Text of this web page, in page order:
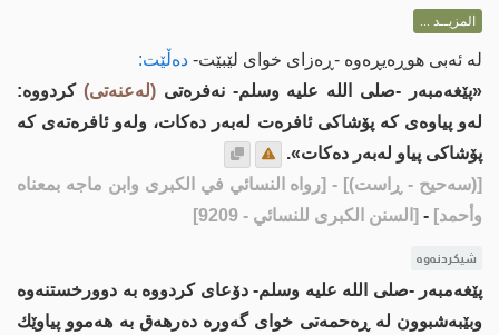
المزيــد ...
لە ئەبی هوڕەیڕەوە -ڕەزای خوای لێبێت- دەڵێت:
«پێغەمبەر -صلى اللە علیە وسلم- نەفرەتی(لەعنەتی) کردووە:
لەو پیاوەى کە پۆشاکی ئافرەت لەبەر دەکات، ولەو ئافرەتەى کە
پۆشاکی پیاو لەبەر دەکات».
[(سەحیح - ڕاست)] - [رواه النسائي في الكبرى وابن ماجه بمعناه
وأحمد] - [السنن الكبرى للنسائي - 9209]
شیکردنەوە
پێغەمبەر -صلى اللە علیە وسلم- دۆعای كردووە بە دوورخستنەوە
وبێبەشبوون لە ڕەحمەتی خوای گەورە دەرهەق بە هەموو پیاوێك